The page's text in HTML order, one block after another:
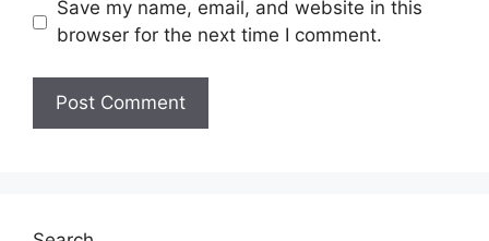
Save my name, email, and website in this
browser for the next time I comment.